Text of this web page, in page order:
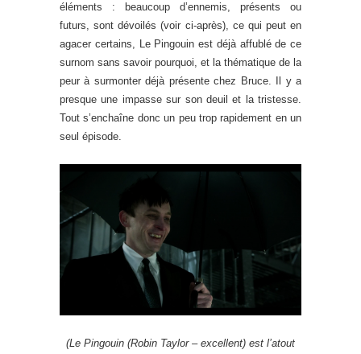
éléments : beaucoup d’ennemis, présents ou
futurs, sont dévoilés (voir ci-après), ce qui peut en
agacer certains, Le Pingouin est déjà affublé de ce
surnom sans savoir pourquoi, et la thématique de la
peur à surmonter déjà présente chez Bruce. Il y a
presque une impasse sur son deuil et la tristesse.
Tout s’enchaîne donc un peu trop rapidement en un
seul épisode.
(Le Pingouin (Robin Taylor – excellent) est l’atout